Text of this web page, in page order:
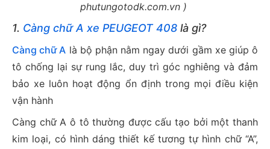
phutungotodk.com.vn )
1. Càng chữ A xe PEUGEOT 408 là gì?
Càng chữ A là bộ phận nằm ngay dưới gầm xe giúp ô
tô chống lại sự rung lắc, duy trì góc nghiêng và đảm
bảo xe luôn hoạt động ổn định trong mọi điều kiện
vận hành
Càng chữ A ô tô thường được cấu tạo bởi một thanh
kim loại, có hình dáng thiết kế tương tự hình chữ “A”,